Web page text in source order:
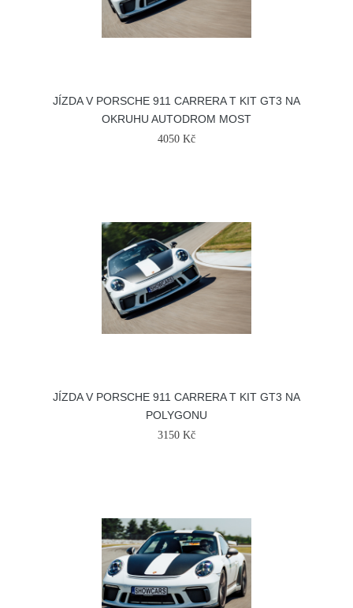
JÍZDA V PORSCHE 911 CARRERA T KIT GT3 NA
OKRUHU AUTODROM MOST
4050 Kč
JÍZDA V PORSCHE 911 CARRERA T KIT GT3 NA
POLYGONU
3150 Kč